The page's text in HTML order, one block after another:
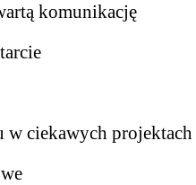
komunikację
w ciekawych projektach